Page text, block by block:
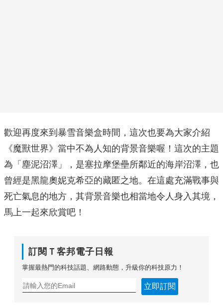
歡迎再度來到暴雪音樂盒時間，這次也要為大家介紹
《魔獸世界》當中不為人知的背景音樂喔！這次的主題
為「塵泥沼澤」，是塞拉摩堡壘所鄰近的海岸沼澤，也
曾經是黑龍奧妮克希亞的藏匿之地。在這處充滿戰事與
死亡氣息的地方，其背景音樂也相當地令人身入其境，
馬上一起來欣賞吧！
訂閱Ｔ客邦電子日報
掌握最熱門的科技話題、網路動態，升級你的科技原力！
立即訂閱